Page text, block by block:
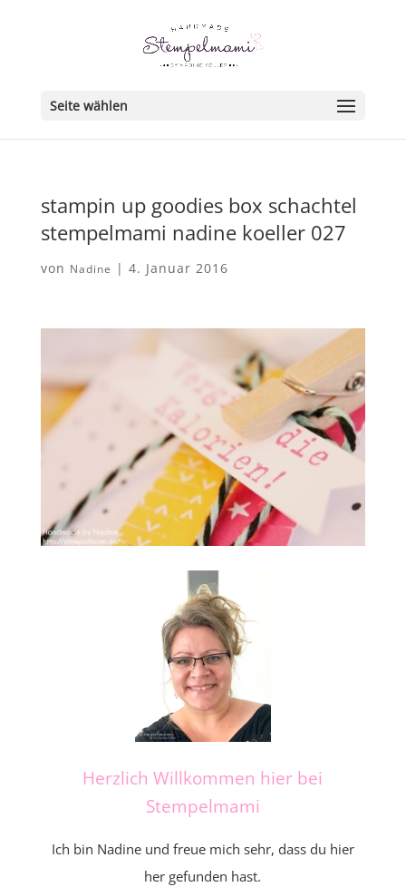
Seite wählen
stampin up goodies box schachtel
stempelmami nadine koeller 027
von Nadine | 4. Januar 2016
Herzlich Willkommen hier bei
Stempelmami
Ich bin Nadine und freue mich sehr, dass du hier
her gefunden hast.